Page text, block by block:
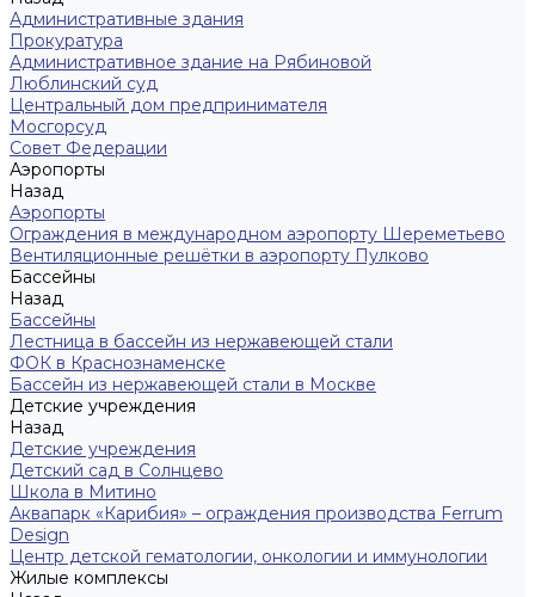
Административные здания
Прокуратура
Административное здание на Рябиновой
Люблинский суд
Центральный дом предпринимателя
Мосгорсуд
Совет Федерации
Аэропорты
Назад
Аэропорты
Ограждения в международном аэропорту Шереметьево
Вентиляционные решётки в аэропорту Пулково
Бассейны
Назад
Бассейны
Лестница в бассейн из нержавеющей стали
ФОК в Краснознаменске
Бассейн из нержавеющей стали в Москве
Детские учреждения
Назад
Детские учреждения
Детский сад в Солнцево
Школа в Митино
Аквапарк «Карибия» – ограждения производства Ferrum
Design
Центр детской гематологии, онкологии и иммунологии
Жилые комплексы